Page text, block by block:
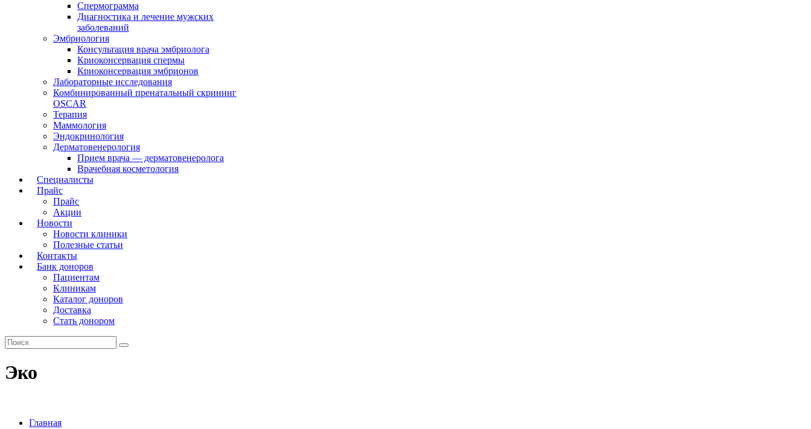
Спермограмма
Диагностика и лечение мужских
заболеваний
Эмбриология
Консультация врача эмбриолога
Криоконсервация спермы
Криоконсервация эмбрионов
Лабораторные исследования
Комбинированный пренатальный скрининг
OSCAR
Терапия
Маммология
Эндокринология
Дерматовенерология
Прием врача — дерматовенеролога
Врачебная косметология
Специалисты
Прайс
Прайс
Акции
Новости
Новости клиники
Полезные статьи
Контакты
Банк доноров
Пациентам
Клиникам
Каталог доноров
Доставка
Стать донором
Эко
Главная